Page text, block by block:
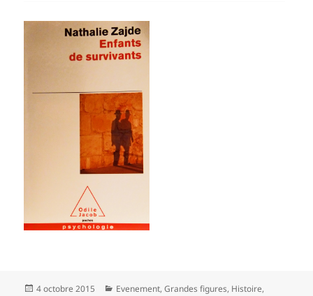
Publié
4 octobre 2015 Catégories
Evenement,Grandes figures, Histoire,